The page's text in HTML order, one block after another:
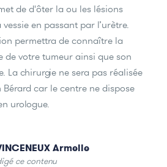
de d'ôter la ou les lésions
en passant par l’urètre.
permettra de connaître la
de votre tumeur ainsi que son
La chirurgie ne sera pas réalisée
car le centre ne dispose
urologue.
Armelle
ce contenu